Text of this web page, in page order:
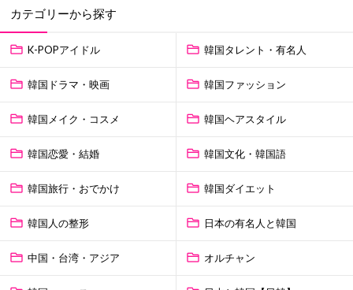
カテゴリーから探す
K-POPアイドル 韓国タレント・有名人
韓国ドラマ・映画 韓国ファッション
韓国メイク・コスメ 韓国ヘアスタイル
韓国恋愛・結婚 韓国文化・韓国語
韓国旅行・おでかけ 韓国ダイエット
韓国人の整形 日本の有名人と韓国
中国・台湾・アジア オルチャン